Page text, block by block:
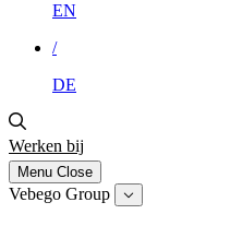
EN
/
DE
Werken bij
Menu Close
Vebego Group